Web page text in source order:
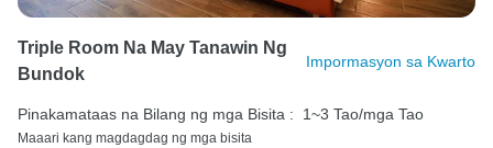
Triple Room Na May Tanawin Ng
Bundok
Impormasyon sa Kwarto
Pinakamataas na Bilang ng mga Bisita : 1~3 Tao/mga Tao
Maaari kang magdagdag ng mga bisita